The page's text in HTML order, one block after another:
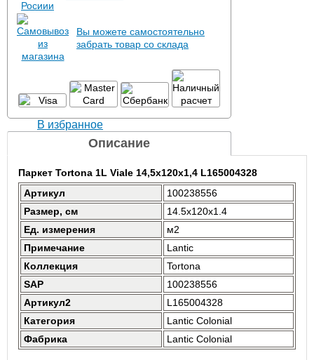
Вы можете самостоятельно
забрать товар со склада
В избранное
Описание
Паркет Tortona 1L Viale 14,5x120x1,4 L165004328
Артикул
100238556
Размер, см
14.5x120x1.4
Ед. измерения
м2
Примечание
Lantic
Коллекция
Tortona
SAP
100238556
Артикул2
L165004328
Категория
Lantic Colonial
Фабрика
Lantic Colonial